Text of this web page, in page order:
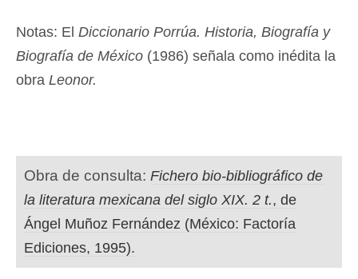
Notas: El Diccionario Porrúa. Historia, Biografía y
Biografía de México (1986) señala como inédita la
obra Leonor.
Obra de consulta: Fichero bio-bibliográfico de
la literatura mexicana del siglo XIX. 2 t., de
Ángel Muñoz Fernández (México: Factoría
Ediciones, 1995).